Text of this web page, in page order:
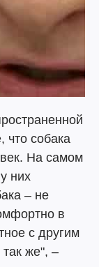
что собака
На самом
них
– не
в
с другим
так же", –